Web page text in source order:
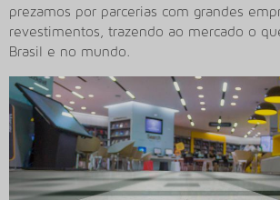
prezamos por parcerias com grandes
revestimentos, trazendo ao mercado o
Brasil e no mundo.